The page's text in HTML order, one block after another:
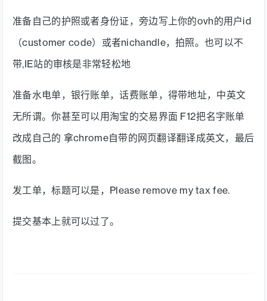
准备自己的护照或者身份证，旁边写上你的ovh的用户id
（customer code）或者nichandle，拍照。也可以不
带,IE站的审核是非常轻松地
准备水电单，银行账单，话费账单，得带地址，中英文
无所谓。你甚至可以用淘宝的交易界面 F12把名字账单
改成自己的 拿chrome自带的网页翻译翻译成英文，最后
截图。
发工单，标题可以是，Please remove my tax fee.
提交基本上就可以过了。